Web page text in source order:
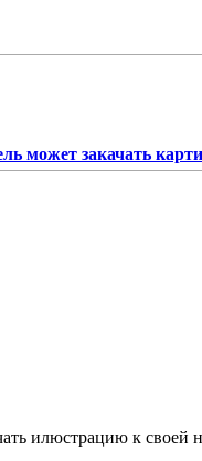
может закачать
илюстрацию к своей